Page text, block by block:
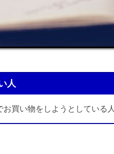
人
買い物をしようとしている人